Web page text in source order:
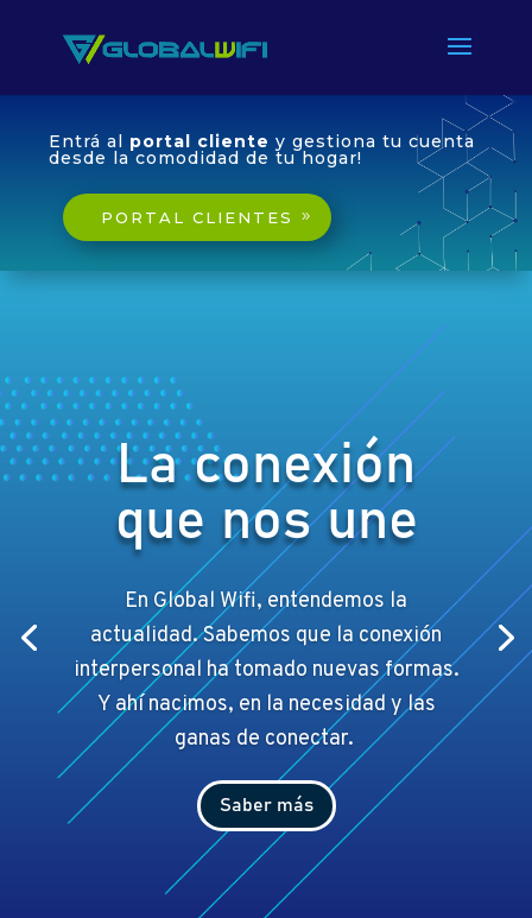
Entrá al portal cliente y gestiona tu cuenta
desde la comodidad de tu hogar!
PORTAL CLIENTES
La conexión
que nos une
En Global Wifi, entendemos la
actualidad. Sabemos que la conexión
interpersonal ha tomado nuevas formas.
Y ahí nacimos, en la necesidad y las
ganas de conectar.
Saber más